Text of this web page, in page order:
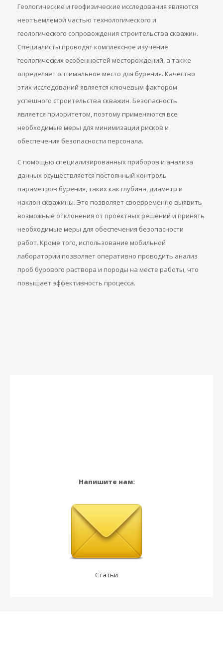
Геологические и геофизические исследования являются
неотъемлемой частью технологического и
геологического сопровождения строительства скважин.
Специалисты проводят комплексное изучение
геологических особенностей месторождений, а также
определяет оптимальное место для бурения. Качество
этих исследований является ключевым фактором
успешного строительства скважин. Безопасность
является приоритетом, поэтому применяются все
необходимые меры для минимизации рисков и
обеспечения безопасности персонала.
С помощью специализированных приборов и анализа
данных осуществляется постоянный контроль
параметров бурения, таких как глубина, диаметр и
наклон скважины. Это позволяет своевременно выявить
возможные отклонения от проектных решений и принять
необходимые меры для обеспечения безопасности
работ. Кроме того, использование мобильной
лаборатории позволяет оперативно проводить анализ
проб бурового раствора и породы на месте работы, что
повышает эффективность процесса.
Напишите нам:
Статьи